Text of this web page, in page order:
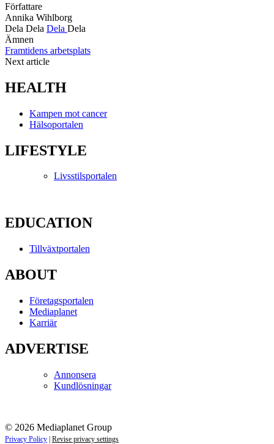
Författare
Annika Wihlborg
Dela Dela Dela Dela
Ämnen
Framtidens arbetsplats
Next article
HEALTH
Kampen mot cancer
Hälsoportalen
LIFESTYLE
Livsstilsportalen
EDUCATION
Tillväxtportalen
ABOUT
Företagsportalen
Mediaplanet
Karriär
ADVERTISE
Annonsera
Kundlösningar
© 2026 Mediaplanet Group
Privacy Policy | Revise privacy settings